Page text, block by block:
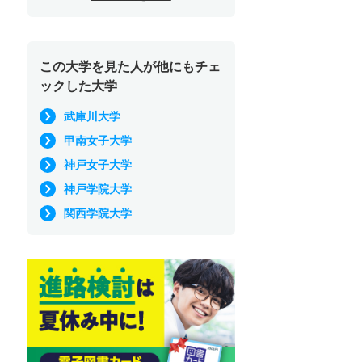
この大学を見た人が他にもチェ
ックした大学
武庫川大学
甲南女子大学
神戸女子大学
神戸学院大学
関西学院大学